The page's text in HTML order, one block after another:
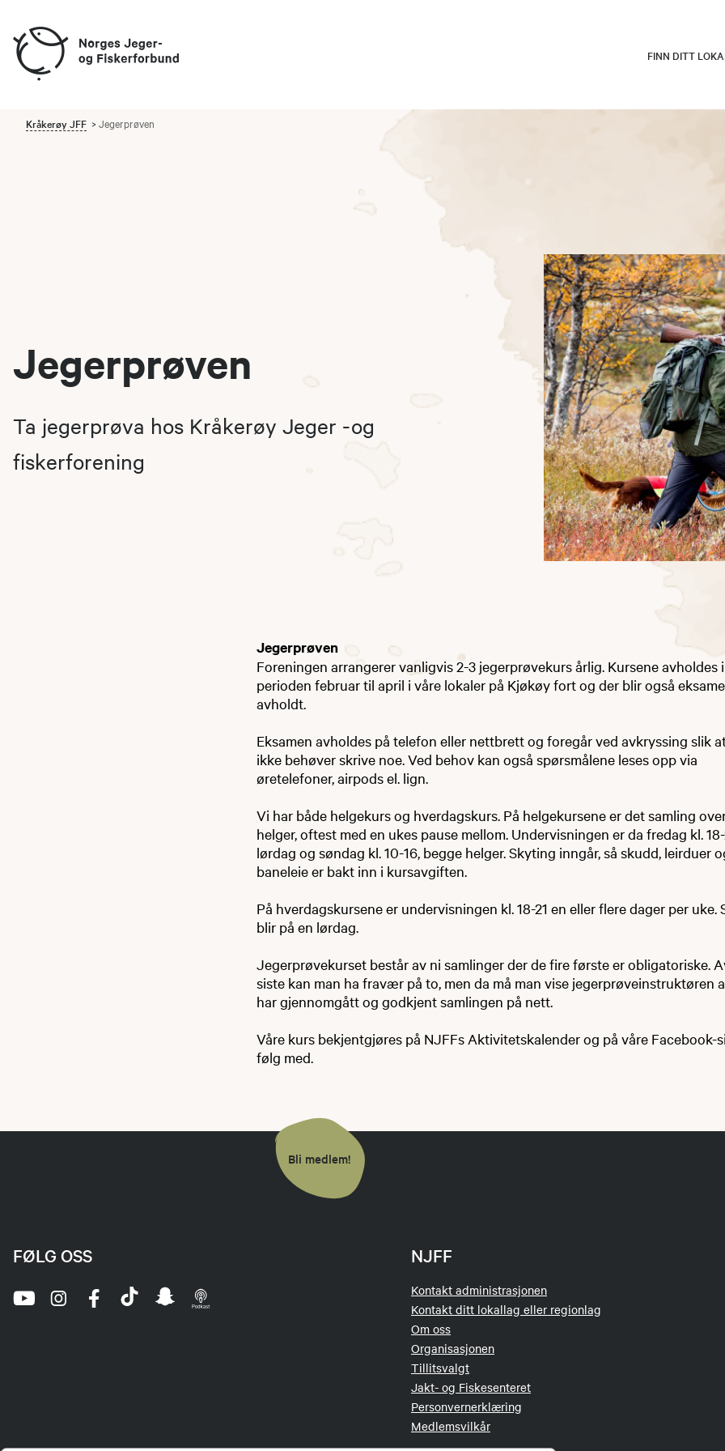
FINN DITT
Kråkerøy JFF Jegerprøven
Jegerprøven
Ta jegerprøva hos Kråkerøy Jeger -og
fiskerforening
Jegerprøven
Foreningen arrangerer vanligvis 2-3 jegerprøvekurs årlig. Kursene avholdes i
perioden februar til april i våre lokaler på Kjøkøy fort og der blir også
avholdt.
Eksamen avholdes på telefon eller nettbrett og foregår ved avkryssing slik
ikke behøver skrive noe. Ved behov kan også spørsmålene leses opp via
øretelefoner, airpods el. lign.
Vi har både helgekurs og hverdagskurs. På helgekursene er det samling
helger, oftest med en ukes pause mellom. Undervisningen er da fredag kl.
lørdag og søndag kl. 10-16, begge helger. Skyting inngår, så skudd, leirduer
baneleie er bakt inn i kursavgiften.
På hverdagskursene er undervisningen kl. 18-21 en eller flere dager per uke.
blir på en lørdag.
Jegerprøvekurset består av ni samlinger der de fire første er obligatoriske.
siste kan man ha fravær på to, men da må man vise jegerprøveinstruktøren
har gjennomgått og godkjent samlingen på nett.
Våre kurs bekjentgjøres på NJFFs Aktivitetskalender og på våre Facebook-
følg med.
Bli medlem!
NJFF
Kontakt administrasjonen
Kontakt ditt lokallag eller regionlag
Om oss
Organisasjonen
Tillitsvalgt
Jakt- og Fiskesenteret
Personvernerklæring
Medlemsvilkår
FØLG OSS